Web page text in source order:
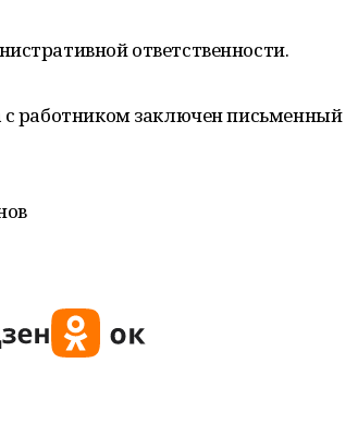
ответственности.
работником заключен письменный